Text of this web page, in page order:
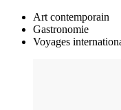
Art contemporain
Gastronomie
Voyages